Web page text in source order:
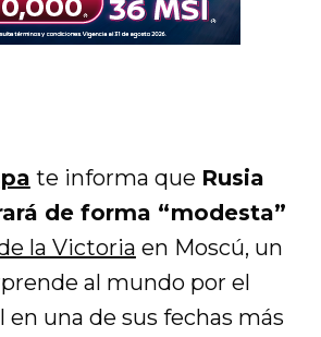
te informa que Rusia
de forma “modesta”
la Victoria en Moscú, un
al mundo por el
en una de sus fechas más